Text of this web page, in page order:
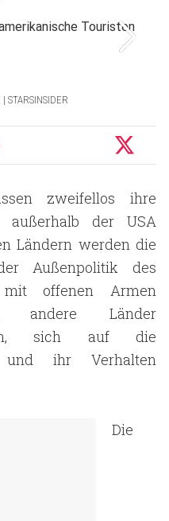
STARSINSIDER
zweifellos ihre
der USA
Ländern werden die
Außenpolitik des
offenen Armen
andere Länder
sich auf die
und ihr Verhalten
Die